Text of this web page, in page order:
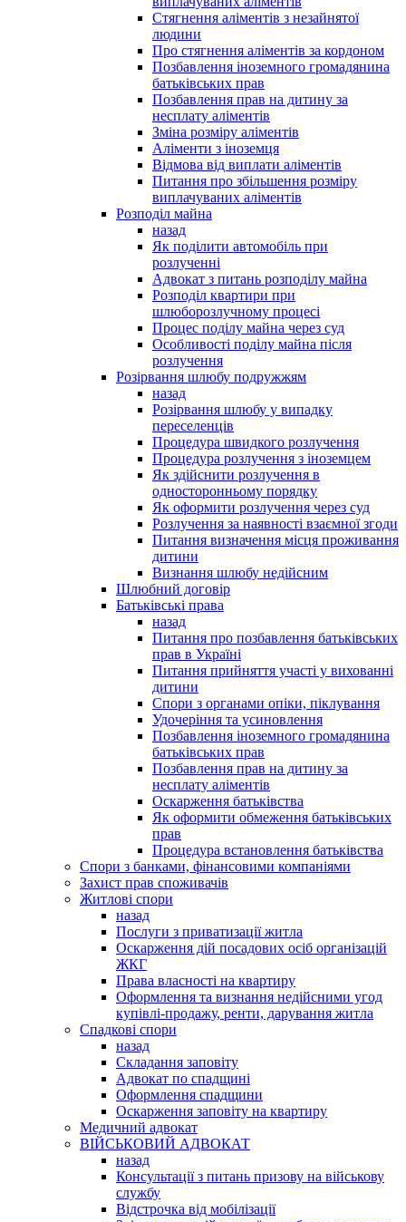
Стягнення аліментів з незайнятої
людини
Про стягнення аліментів за кордоном
Позбавлення іноземного громадянина
батьківських прав
Позбавлення прав на дитину за
несплату аліментів
Зміна розміру аліментів
Аліменти з іноземця
Відмова від виплати аліментів
Питання про збільшення розміру
виплачуваних аліментів
Розподіл майна
назад
Як поділити автомобіль при
розлученні
Адвокат з питань розподілу майна
Розподіл квартири при
шлюборозлучному процесі
Процес поділу майна через суд
Особливості поділу майна після
розлучення
Розірвання шлюбу подружжям
назад
Розірвання шлюбу у випадку
переселенців
Процедура швидкого розлучення
Процедура розлучення з іноземцем
Як здійснити розлучення в
односторонньому порядку
Як оформити розлучення через суд
Розлучення за наявності взаємної згоди
Питання визначення місця проживання
дитини
Визнання шлюбу недійсним
Шлюбний договір
Батьківські права
назад
Питання про позбавлення батьківських
прав в Україні
Питання прийняття участі у вихованні
дитини
Спори з органами опіки, піклування
Удочеріння та усиновлення
Позбавлення іноземного громадянина
батьківських прав
Позбавлення прав на дитину за
несплату аліментів
Оскарження батьківства
Як оформити обмеження батьківських
прав
Процедура встановлення батьківства
Спори з банками, фінансовими компаніями
Захист прав споживачів
Житлові спори
назад
Послуги з приватизації житла
Оскарження дій посадових осіб організацій
ЖКГ
Права власності на квартиру
Оформлення та визнання недійсними угод
купівлі-продажу, ренти, дарування житла
Спадкові спори
назад
Складання заповіту
Адвокат по спадщині
Оформлення спадщини
Оскарження заповіту на квартиру
Медичний адвокат
ВІЙСЬКОВИЙ АДВОКАТ
назад
Консультації з питань призову на військову
службу
Відстрочка від мобілізації